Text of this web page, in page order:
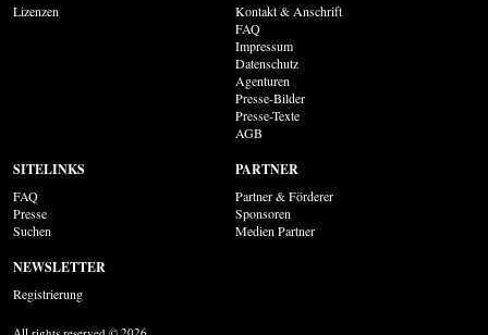
Lizenzen
Kontakt & Anschrift
FAQ
Impressum
Datenschutz
Agenturen
Presse-Bilder
Presse-Texte
AGB
SITELINKS
FAQ
Presse
Suchen
PARTNER
Partner & Förderer
Sponsoren
Medien Partner
NEWSLETTER
Registrierung